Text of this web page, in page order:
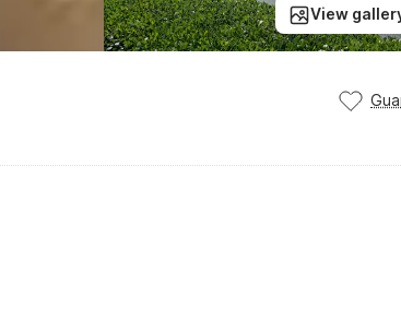
View